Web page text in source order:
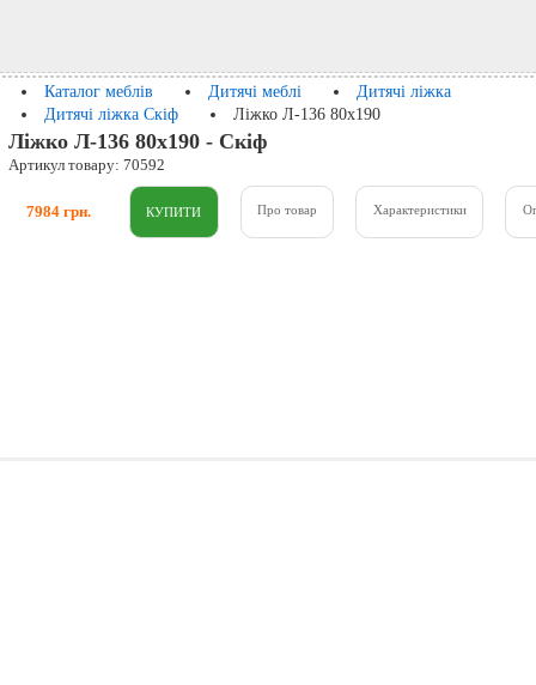
Каталог меблів Дитячі меблі
Дитячі ліжка
Дитячі ліжка Скіф
Ліжко Л-136 80x190
Ліжко Л-136 80x190 - Скіф
Артикул товару: 70592
7984 грн. Про товар Характеристики